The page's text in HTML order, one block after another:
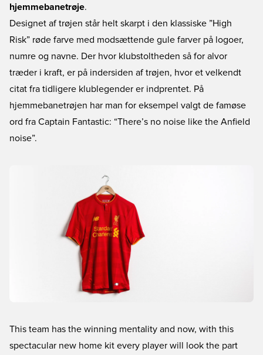
hjemmebanetrøje.
Designet af trøjen står helt skarpt i den klassiske ”High
Risk” røde farve med modsættende gule farver på logoer,
numre og navne. Der hvor klubstoltheden så for alvor
træder i kraft, er på indersiden af trøjen, hvor et velkendt
citat fra tidligere klublegender er indprentet. På
hjemmebanetrøjen har man for eksempel valgt de famøse
ord fra Captain Fantastic: “There’s no noise like the Anfield
noise”.
This team has the winning mentality and now, with this
spectacular new home kit every player will look the part